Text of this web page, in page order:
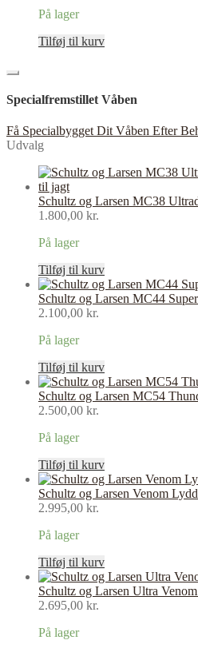
På lager
Tilføj til kurv
Specialfremstillet Våben
Få Specialbygget Dit Våben Efter
Udvalg
Schultz og Larsen MC38
1.800,00 kr.
På lager
Tilføj til kurv
Schultz og Larsen MC44
2.100,00 kr.
På lager
Tilføj til kurv
Schultz og Larsen MC54
2.500,00 kr.
På lager
Tilføj til kurv
Schultz og Larsen Venom
2.995,00 kr.
På lager
Tilføj til kurv
Schultz og Larsen Ultra
2.695,00 kr.
På lager